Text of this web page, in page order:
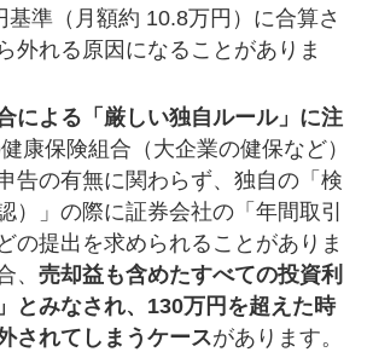
基準（月額約 10.8万円）に合算さ
外れる原因になることがありま
による「厳しい独自ルール」に注
康保険組合（大企業の健保など）
告の有無に関わらず、独自の「検
）」の際に証券会社の「年間取引
の提出を求められることがありま
、 売却益も含めたすべての投資利
とみなされ、130万円を超えた時
されてしまうケースがあります。